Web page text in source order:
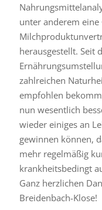
unter anderem eine
herausgestellt. Seit
zahlreichen
empfohlen
nun wesentlich
wieder einiges an
gewinnen können,
mehr regelmäßig
krankheitsbedingt
Ganz herzlichen
Breidenbach-Klose!